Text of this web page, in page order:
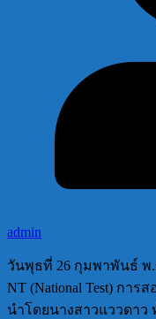
admin
วันพุธที่ 26 กุมพาพันธ์ พ.
NT (National Test) กา
นำโดยนางสาวแววดาว